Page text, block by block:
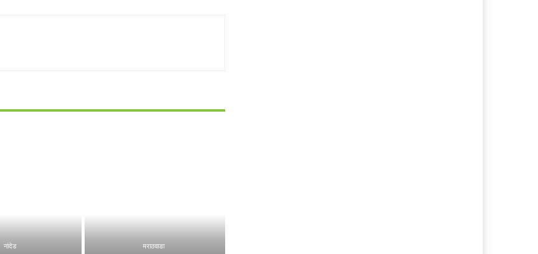
नांदेड मराठवाडा